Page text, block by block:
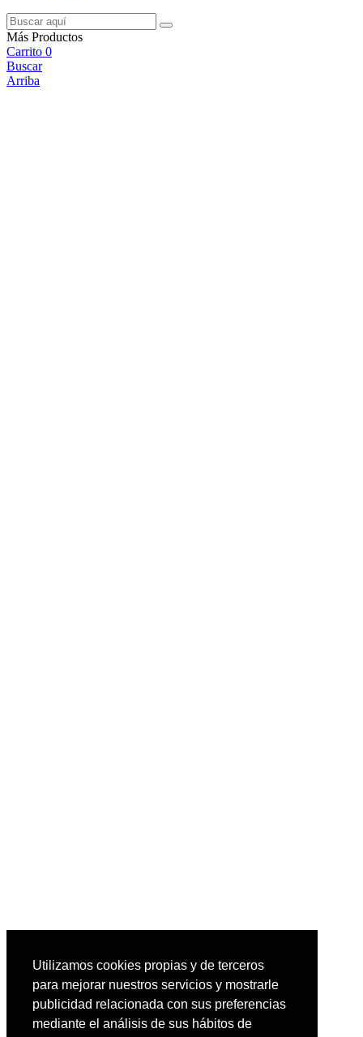
Utilizamos cookies propias y de terceros
para mejorar nuestros servicios y mostrarle
publicidad relacionada con sus preferencias
mediante el análisis de sus hábitos de
Más Productos
Carrito 0
Buscar
Arriba